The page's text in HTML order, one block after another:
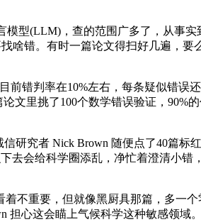
(LLM)，查的范围广多了，从事实
错。有时一篇论文得扫好几遍，要
错判率在10%左右，每条疑似错误
文里挑了100个数学错误验证，
究者 Nick Brown 随便点了40篇标
去会给科学圈添乱，净忙着澄清小
重要，但就像黑厨具那篇，多一
担心这会瞄上气候科学这种敏感领域。